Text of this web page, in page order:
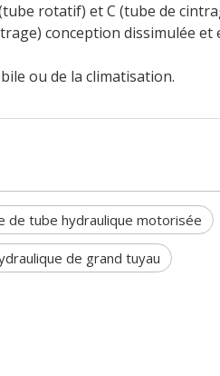
rotatif) et C (tube de
conception dissimulée
ou de la climatisation.
de tube hydraulique motorisée
de grand tuyau